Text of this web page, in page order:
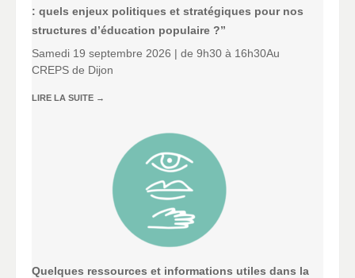
: quels enjeux politiques et stratégiques pour nos
structures d’éducation populaire ?”
Samedi 19 septembre 2026 | de 9h30 à 16h30Au
CREPS de Dijon
LIRE LA SUITE →
Quelques ressources et informations utiles dans la